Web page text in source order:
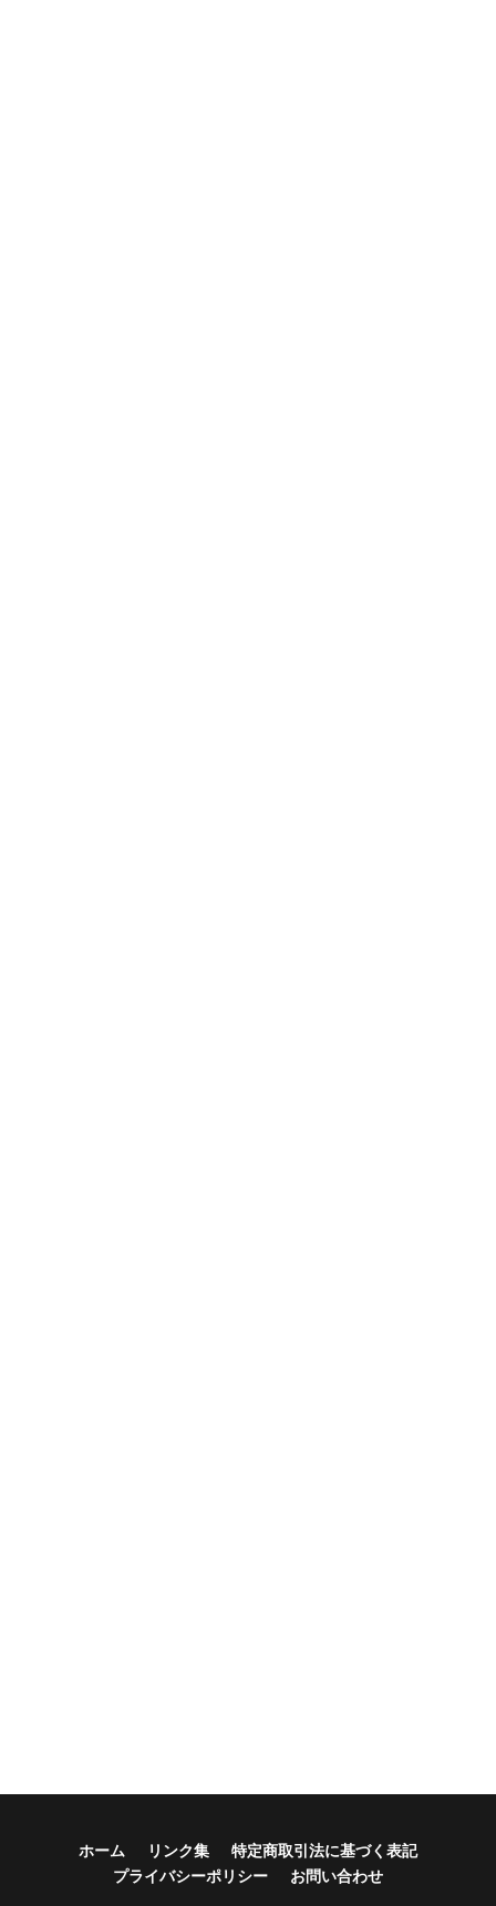
ホーム リンク集
特定商取引法に基づく表記
プライバシーポリシー
お問い合わせ